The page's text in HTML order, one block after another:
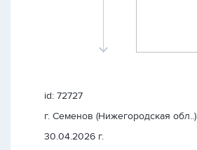
id: 72727
г. Семенов (Нижегородская обл..)
30.04.2026 г.